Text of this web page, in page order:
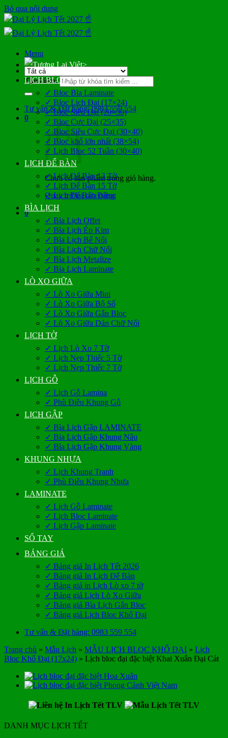
Bỏ qua nội dung
Menu
Tìm kiếm:
Tư vấn & Đặt hàng: 0983 559 554
0
Chưa có sản phẩm trong giỏ hàng.
Quay trở lại cửa hàng
0
>
LỊCH BLOC
✓ Bloc Bìa Laminate
✓ Bloc Lịch Đại (17×24)
✓ Bloc Siêu Đại (20×30)
✓ Bloc Cực Đại (25×35)
✓ Bloc Siêu Cực Đại (30×40)
✓ Bloc khổ lớn nhất (38×54)
✓ Lịch Bloc 52 Tuần (30×40)
LỊCH ĐỂ BÀN
✓ Lịch Để Bàn 13 Tờ
✓ Lịch Để Bàn 15 Tờ
✓ Lịch Để Bàn Đứng
BÌA LỊCH
✓ Bìa Lịch Offet
✓ Bìa Lịch Ép Kim
✓ Bìa Lịch Bế Nổi
✓ Bìa Lịch Chữ Nổi
✓ Bìa Lịch Metalize
✓ Bìa Lịch Laminate
LÒ XO GIỮA
✓ Lò Xo Giữa Mini
✓ Lò Xo Giữa Bộ Số
✓ Lò Xo Giữa Gắn Bloc
✓ Lò Xo Giữa Dán Chữ Nổi
LỊCH TỜ
✓ Lịch Lò Xo 7 Tờ
✓ Lịch Nẹp Thiếc 5 Tờ
✓ Lịch Nẹp Thiếc 7 Tờ
LỊCH GỖ
✓ Lịch Gỗ Lamina
✓ Phù Điêu Khung Gỗ
LỊCH GẬP
✓ Bìa Lịch Gập LAMINATE
✓ Bìa Lịch Gập Khung Nâu
✓ Bìa Lịch Gập Khung Vàng
KHUNG NHỰA
✓ Lịch Khung Tranh
✓ Phù Điêu Khung Nhựa
LAMINATE
✓ Lịch Gỗ Laminate
✓ Lịch Bloc Laminate
✓ Lịch Gập Laminate
SỔ TAY
BẢNG GIÁ
✓ Bảng giá In Lịch Tết 2026
✓ Bảng giá In Lịch Để Bàn
✓ Bảng giá in Lịch Lò xo 7 tờ
✓ Bảng giá Lịch Lò Xo Giữa
✓ Bảng giá Bìa Lịch Gắn Bloc
✓ Bảng giá Lịch Bloc Khổ Đại
Tư vấn & Đặt hàng: 0983 559 554
Trang chủ » Mẫu Lịch » MẪU LỊCH BLOC KHỔ ĐẠI » Lịch
Bloc Khổ Đại (17x24) » Lịch bloc đại đặc biệt Khai Xuân Đại Cát
DANH MỤC LỊCH TẾT